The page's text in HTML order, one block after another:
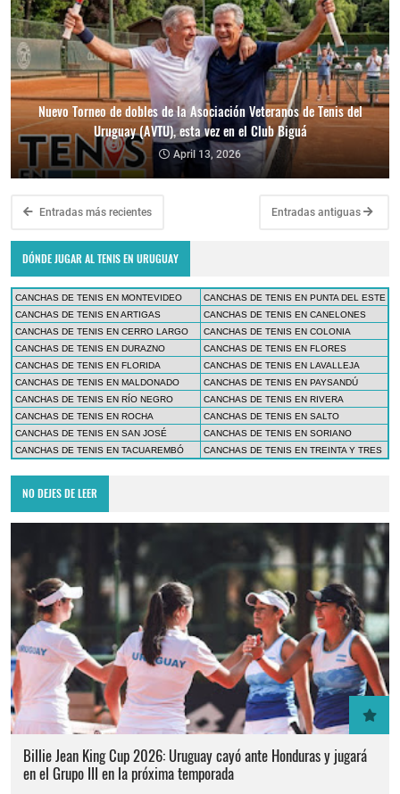
Nuevo Torneo de dobles de la Asociación Veteranos de Tenis del
Uruguay (AVTU), esta vez en el Club Biguá
April 13, 2026
Entradas más recientes Entradas antiguas
DÓNDE JUGAR AL TENIS EN URUGUAY
CANCHAS DE TENIS EN MONTEVIDEO
CANCHAS DE TENIS EN PUNTA DEL ESTE
CANCHAS DE TENIS EN ARTIGAS
CANCHAS DE TENIS EN CANELONES
CANCHAS DE TENIS EN CERRO LARGO
CANCHAS DE TENIS EN COLONIA
CANCHAS DE TENIS EN DURAZNO
CANCHAS DE TENIS EN FLORES
CANCHAS DE TENIS EN FLORIDA
CANCHAS DE TENIS EN LAVALLEJA
CANCHAS DE TENIS EN MALDONADO
CANCHAS DE TENIS EN PAYSANDÚ
CANCHAS DE TENIS EN RÍO NEGRO
CANCHAS DE TENIS EN RIVERA
CANCHAS DE TENIS EN ROCHA
CANCHAS DE TENIS EN SALTO
CANCHAS DE TENIS EN SAN JOSÉ
CANCHAS DE TENIS EN SORIANO
CANCHAS DE TENIS EN TACUAREMBÓ
CANCHAS DE TENIS EN TREINTA Y TRES
NO DEJES DE LEER
Billie Jean King Cup 2026: Uruguay cayó ante Honduras y jugará
en el Grupo III en la próxima temporada